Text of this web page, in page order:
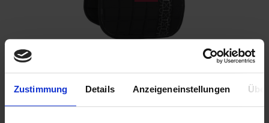
Zustimmung Details Anzeigeneinstellungen
ESKADRON Schabracke BIG SQUARE SOFTSHELL
black (PLATINUM 2025)